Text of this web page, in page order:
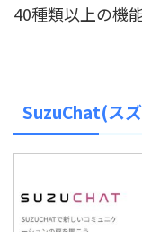
40種類以上の機
SuzuChat(ス